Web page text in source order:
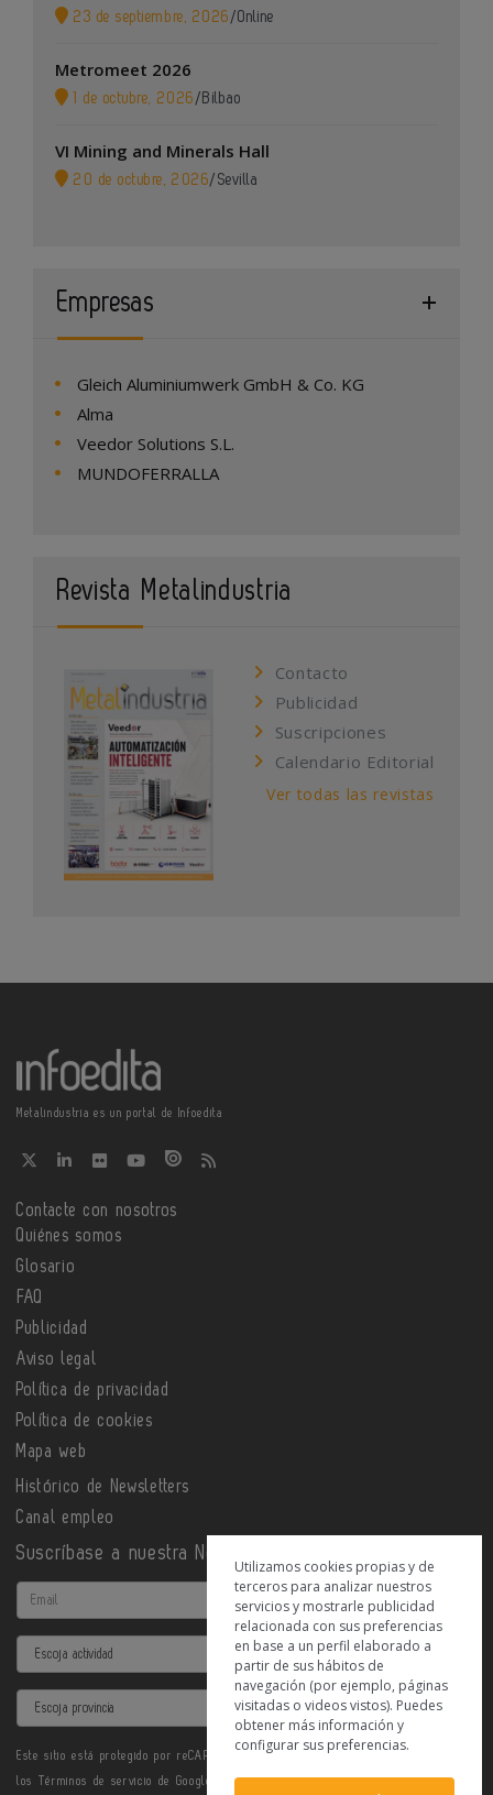
23 de septiembre, 2026 /Online
Metromeet 2026
1 de octubre, 2026 / Bilbao
VI Mining and Minerals Hall
20 de octubre, 2026/ Sevilla
Empresas
Gleich Aluminiumwerk GmbH & Co. KG
Alma
Veedor Solutions S.L.
MUNDOFERRALLA
Revista Metalindustria
Contacto
Publicidad
Suscripciones
Calendario Editorial
Ver todas las revistas
Metalindustria es un portal de Infoedita
Contacte con nosotros
Quiénes somos
Glosario
FAQ
Publicidad
Aviso legal
Política de privacidad
Política de cookies
Mapa web
Histórico de Newsletters
Canal empleo
Suscríbase a nuestra Newsletter
Email
Actividad
Provincia
Este sitio está protegido por reCAPTCHA y se aplican la
los Términos de servicio de Google.
Utilizamos cookies propias y de
terceros para analizar nuestros
servicios y mostrarle publicidad
relacionada con sus preferencias
en base a un perfil elaborado a
partir de sus hábitos de
navegación (por ejemplo, páginas
visitadas o videos vistos). Puedes
obtener más información y
configurar sus preferencias.